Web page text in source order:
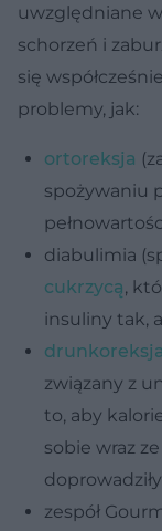
uwzględniane
schorzeń i
się
problemy, jak:
ortoreksja
spożywaniu
diabulimia
cukrzycą,
insuliny tak,
drunkoreksja
związany z
to, aby
sobie wraz
zespół